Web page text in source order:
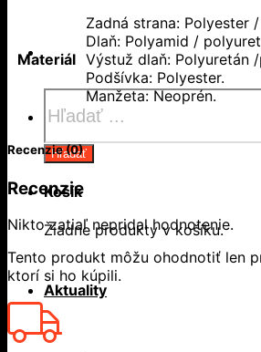
Products
search
Hľadať
Košík
Žiadne produkty v košíku.
Aktuality
Materiál
Zadná strana: Polyester
Dlaň: Polyamid /
Výstuž dlaň: Polyuretán
Podšívka: Polyester.
Manžeta: Neoprén.
Recenzie (0)
Recenzie
Nikto zatiaľ nepridal hodnotenie.
Tento produkt môžu ohodnotiť len
ktorí si ho kúpili.